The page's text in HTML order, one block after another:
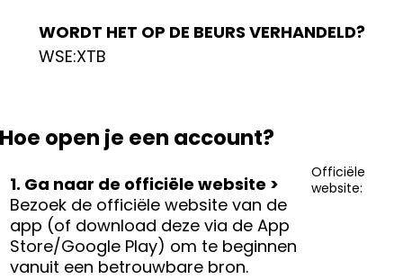
WORDT HET OP DE BEURS VERHANDELD?
WSE:XTB
Hoe open je een account?
1. Ga naar de officiële website >
Bezoek de officiële website van de
app (of download deze via de App
Store/Google Play) om te beginnen
vanuit een betrouwbare bron.
Officiële
website: